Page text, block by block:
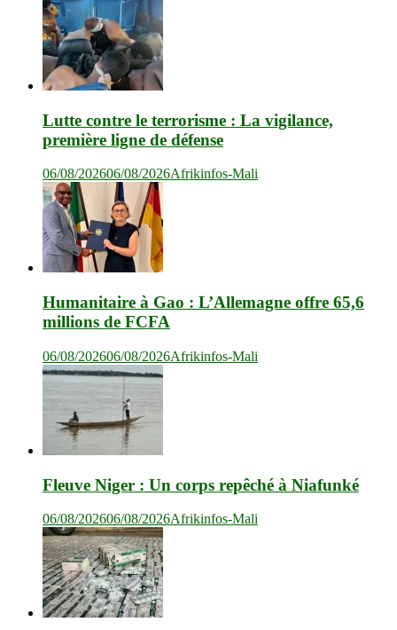
Lutte contre le terrorisme : La vigilance,
première ligne de défense
06/08/202606/08/2026Afrikinfos-Mali
Humanitaire à Gao : L’Allemagne offre 65,6
millions de FCFA
06/08/202606/08/2026Afrikinfos-Mali
Fleuve Niger : Un corps repêché à Niafunké
06/08/202606/08/2026Afrikinfos-Mali